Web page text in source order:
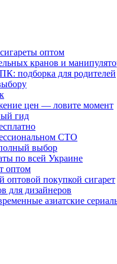
оптом
кранов и
подборка для родителей
цен — ловите момент
гид
СТО
выбор
по всей Украине
оптом
оптовой покупкой сигарет
для дизайнеров
азиатские